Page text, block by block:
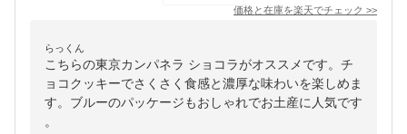
価格と在庫を楽天でチェック >>
らっくん
こちらの東京カンパネラ ショコラがオススメです。チ
ョコクッキーでさくさく食感と濃厚な味わいを楽しめま
す。ブルーのパッケージもおしゃれでお土産に人気です
。